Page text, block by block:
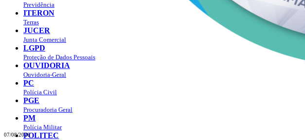
07/08/2026
Previdência
ITERON
Terras
JUCER
Junta Comercial
LGPD
Proteção de Dados Pessoais
OUVIDORIA
Ouvidoria-Geral
PC
Polícia Civil
PGE
Procuradoria Geral
PM
Polícia Militar
POLITEC